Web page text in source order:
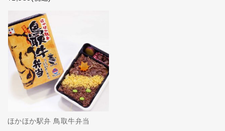
ほかほか駅弁 鳥取牛弁当